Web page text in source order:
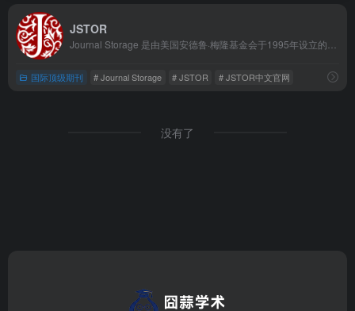
JSTOR
国际顶级期刊 # Journal Storage # JSTOR # JSTOR中文官网
没有了